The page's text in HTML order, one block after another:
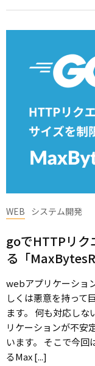
WEB システム開発
goでHTTPリク
る「
webアプリケーショ
しくは悪意を持って
ます。 何も対応し
リケーションが不安
います。 そこで今
るMax [...]